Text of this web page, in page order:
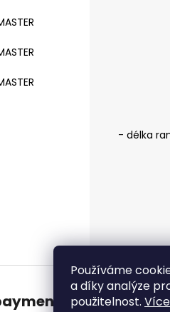
Používáme
a díky analýze
použitelnost.
- délka